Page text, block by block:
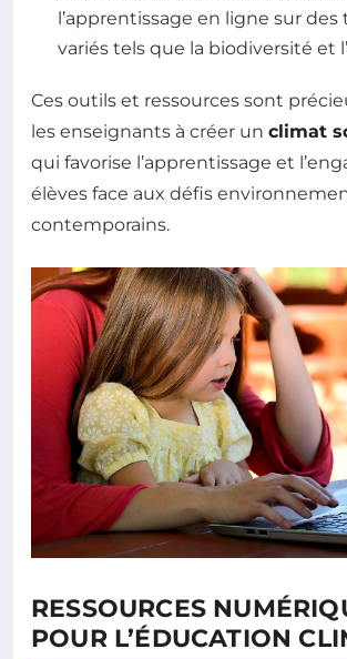
l’apprentissage en ligne sur
variés tels que la biodiversité et
Ces outils et ressources sont
les enseignants à créer un climat
qui favorise l’apprentissage et
élèves face aux défis
contemporains.
RESSOURCES
POUR L’ÉDUCATION